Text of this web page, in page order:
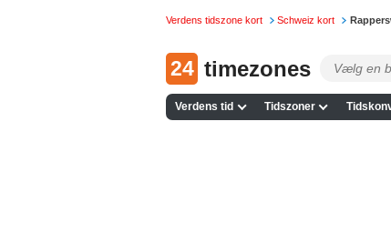
Verdens tidszone kort Schweiz kort
24 timezones
Verdens tid Tidszoner